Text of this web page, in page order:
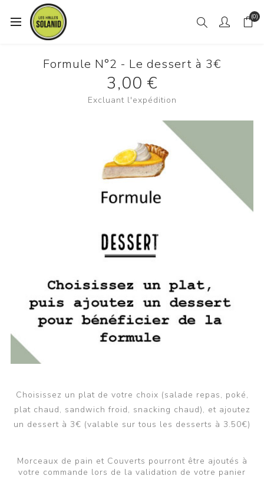
(0)
Formule N°2 - Le dessert à 3€
3,00 €
Excluant l'expédition
Choisissez un plat de votre choix (salade repas, poké,
plat chaud, sandwich froid, snacking chaud), et ajoutez
un dessert à 3€ (valable sur tous les desserts à 3.50€)
Morceaux de pain et Couverts pourront être ajoutés à
votre commande lors de la validation de votre panier